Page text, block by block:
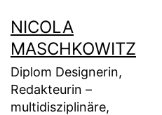
Inhalt
springen
NICOLA
MASCHKOWITZ
Diplom Designerin,
Redakteurin –
multidisziplinäre,